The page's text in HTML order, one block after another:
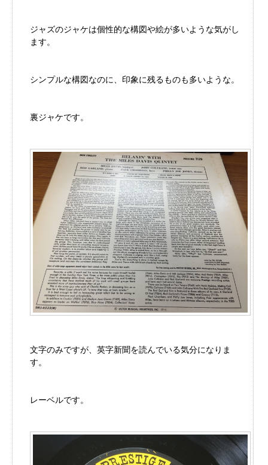
ジャズのジャケは個性的な構図や絵が多いような気がし
ます。
シンプルな構図なのに、印象に残るものも多いような。
裏ジャケです。
文字のみですが、英字新聞を読んでいる気分になりま
す。
レーベルです。